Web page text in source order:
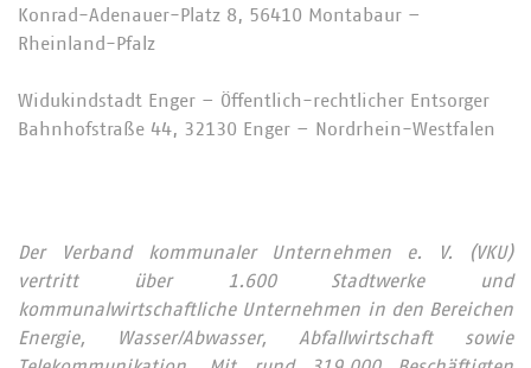
Konrad-Adenauer-Platz 8, 56410 Montabaur –
Rheinland-Pfalz
Widukindstadt Enger – Öffentlich-rechtlicher Entsorger
Bahnhofstraße 44, 32130 Enger – Nordrhein-Westfalen
Der Verband kommunaler Unternehmen e. V. (VKU)
vertritt über 1.600 Stadtwerke und
kommunalwirtschaftliche Unternehmen in den Bereichen
Energie, Wasser/Abwasser, Abfallwirtschaft sowie